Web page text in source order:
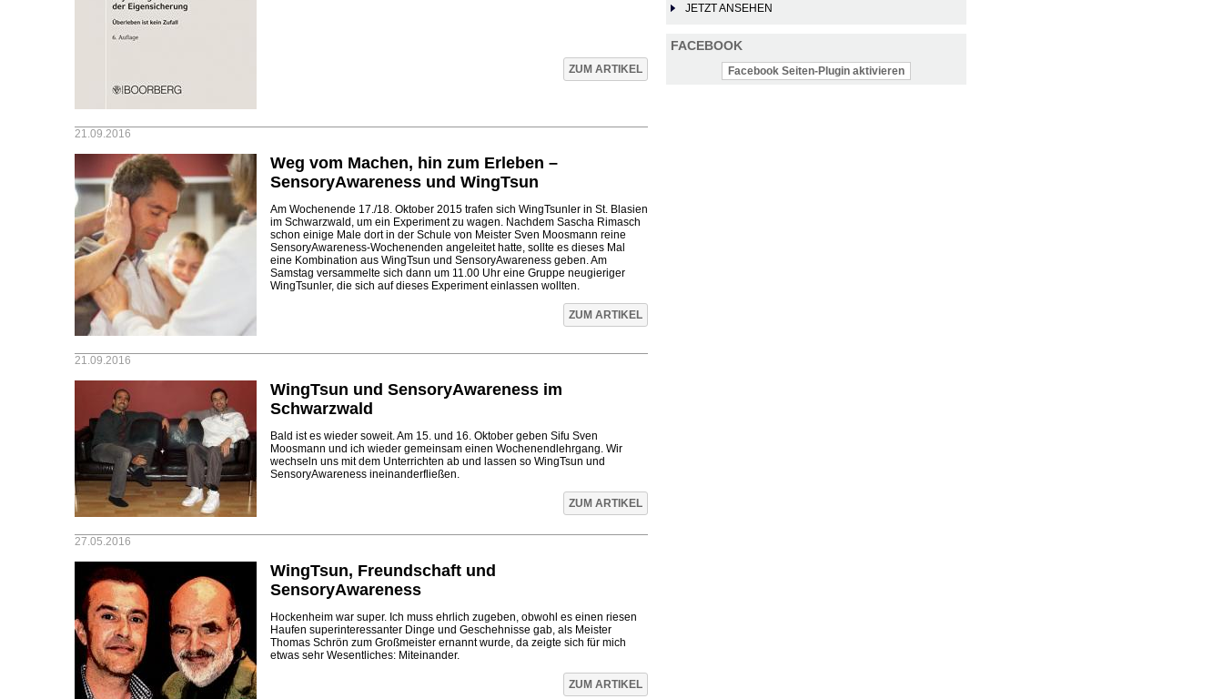
ZUM ARTIKEL
21.09.2016
Weg vom Machen, hin zum Erleben –
SensoryAwareness und WingTsun
Am Wochenende 17./18. Oktober 2015 trafen sich WingTsunler in St. Blasien
im Schwarzwald, um ein Experiment zu wagen. Nachdem Sascha Rimasch
schon einige Male dort in der Schule von Meister Sven Moosmann reine
SensoryAwareness-Wochenenden angeleitet hatte, sollte es dieses Mal
eine Kombination aus WingTsun und SensoryAwareness geben. Am
Samstag versammelte sich dann um 11.00 Uhr eine Gruppe neugieriger
WingTsunler, die sich auf dieses Experiment einlassen wollten.
ZUM ARTIKEL
21.09.2016
WingTsun und SensoryAwareness im
Schwarzwald
Bald ist es wieder soweit. Am 15. und 16. Oktober geben Sifu Sven
Moosmann und ich wieder gemeinsam einen Wochenendlehrgang. Wir
wechseln uns mit dem Unterrichten ab und lassen so WingTsun und
SensoryAwareness ineinanderfließen.
ZUM ARTIKEL
27.05.2016
WingTsun, Freundschaft und
SensoryAwareness
Hockenheim war super. Ich muss ehrlich zugeben, obwohl es einen riesen
Haufen superinteressanter Dinge und Geschehnisse gab, als Meister
Thomas Schrön zum Großmeister ernannt wurde, da zeigte sich für mich
etwas sehr Wesentliches: Miteinander.
ZUM ARTIKEL
JETZT ANSEHEN
FACEBOOK
Facebook Seiten-Plugin aktivieren